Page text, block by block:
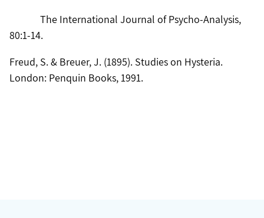
The International Journal of Psycho-Analysis,
80:1-14.
Freud, S. & Breuer, J. (1895). Studies on Hysteria.
London: Penquin Books, 1991.